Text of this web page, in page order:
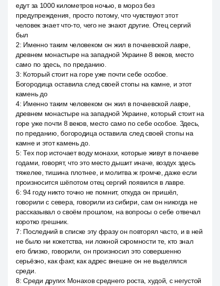
едут за 1000 километров ночью, в мороз без
предупреждения, просто потому, что чувствуют этот
человек знает что-то, чего не знают другие. Отец сергий
был
2: Именно таким человеком он жил в почаевской лавре,
древнем монастыре на западной Украине 8 веков, место
само по здесь, по преданию.
3: Который стоит на горе уже почти себе особое.
Богородица оставила след своей стопы на камне, и этот
камень до
4: Именно таким человеком он жил в почаевской лавре,
древнем монастыре на западной Украине, который стоит на
горе уже почти 8 веков, место само по себе особое. Здесь,
по преданию, богородица оставила след своей стопы на
камне и этот камень до.
5:Тех пор источает воду монахи, которые живут в почаеве
годами, говорят, что это место дышит иначе, воздух здесь
тяжелее, тишина плотнее, и молитва ж громче, даже если
произносится шёпотом отец сергий появился в лавре.
6:94 году никто точно не помнит, откуда он пришёл,
говорили с севера, говорили из сибири, сам он никогда не
рассказывал о своём прошлом, на вопросы о себе отвечал
коротко грешник.
7: Последний в списке эту фразу он повторял часто, и в ней
не было ни кокетства, ни ложной скромности те, кто знал
его близко, говорили, он произносил это совершенно
серьёзно, как факт, как адрес внешне он не выделялся
среди.
8:Среди других Монахов среднего роста, худой, с негустой